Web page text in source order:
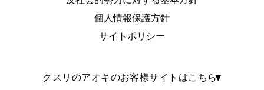
個人情報保護方針
サイトポリシー
クスリのアオキのお客様サイトはこちら